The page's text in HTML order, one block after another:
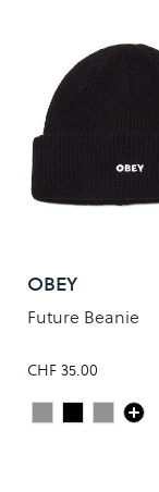
OBEY
Future Beanie
CHF 35.00
Colour
Heather Grey
BlackSILVER